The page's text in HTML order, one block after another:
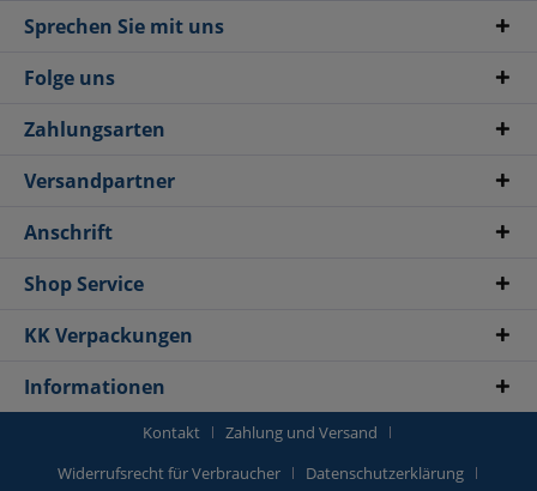
Sprechen Sie mit uns
Folge uns
Zahlungsarten
Versandpartner
Anschrift
Shop Service
KK Verpackungen
Informationen
Kontakt
Zahlung und Versand
Widerrufsrecht für Verbraucher
Datenschutzerklärung